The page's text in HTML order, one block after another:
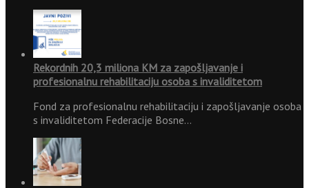
Rekordnih 20,3 miliona KM za zapošljavanje i
profesionalnu rehabilitaciju osoba s invaliditetom
Fond za profesionalnu rehabilitaciju i zapošljavanje osoba
s invaliditetom Federacije Bosne…